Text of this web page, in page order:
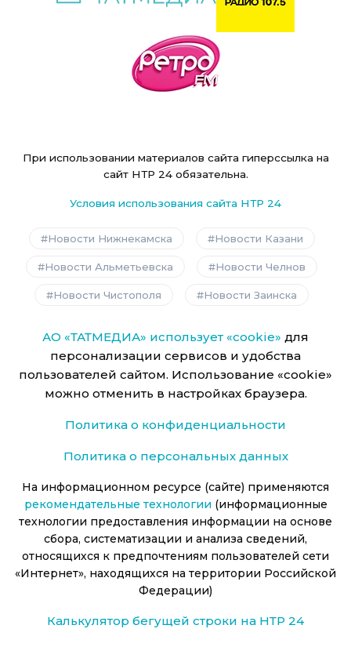
При использовании материалов сайта гиперссылка на
сайт НТР 24 обязательна.
Условия использования сайта НТР 24
Новости Нижнекамска Новости Казани
Новости Альметьевска Новости Челнов
Новости Чистополя Новости Заинска
АО «ТАТМЕДИА» использует «cookie» для
персонализации сервисов и удобства
пользователей сайтом. Использование «cookie»
можно отменить в настройках браузера.
Политика о конфиденциальности
Политика о персональных данных
На информационном ресурсе (сайте) применяются
рекомендательные технологии (информационные
технологии предоставления информации на основе
сбора, систематизации и анализа сведений,
относящихся к предпочтениям пользователей сети
«Интернет», находящихся на территории Российской
Федерации)
Калькулятор бегущей строки на НТР 24